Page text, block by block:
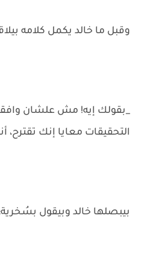
وقبل ما خالد يكمل كلامه
_بقولك إيه! مش علشان
التحقيقات معايا إنك تقترح،
بيبصلها خالد وبيقول